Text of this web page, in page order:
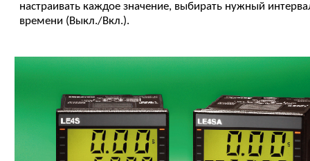
настраивать каждое значение, выбирать нужный
времени (Выкл./Вкл.).